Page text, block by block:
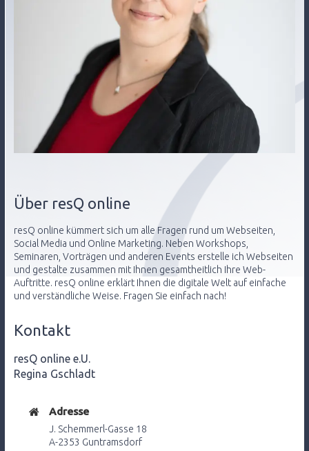
Über resQ online
resQ online kümmert sich um alle Fragen rund um Webseiten,
Social Media und Online Marketing. Neben Workshops,
Seminaren, Vorträgen und anderen Events erstelle ich Webseiten
und gestalte zusammen mit Ihnen gesamtheitlich Ihre Web-
Auftritte. resQ online erklärt Ihnen die digitale Welt auf einfache
und verständliche Weise. Fragen Sie einfach nach!
Kontakt
resQ online e.U.
Regina Gschladt
Adresse
J. Schemmerl-Gasse 18
A-2353 Guntramsdorf